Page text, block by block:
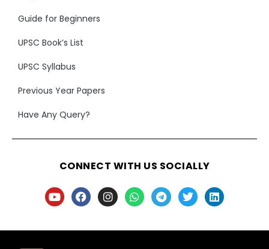
Guide for Beginners
UPSC Book’s List
UPSC Syllabus
Previous Year Papers
Have Any Query?
CONNECT WITH US SOCIALLY